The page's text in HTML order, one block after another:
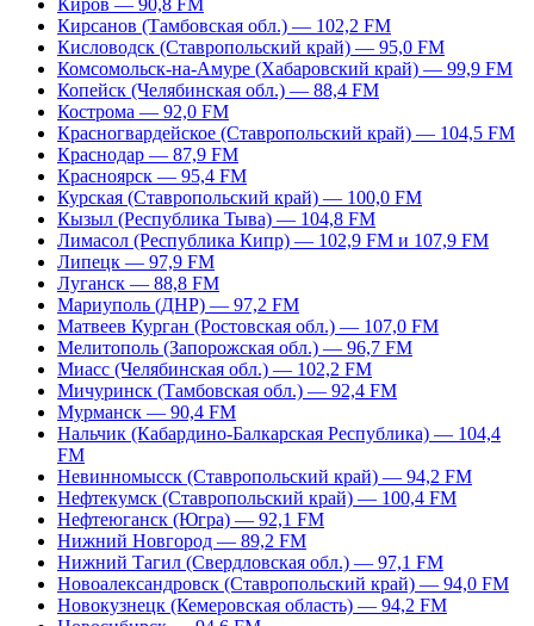
Киров — 90,8 FM
Кирсанов (Тамбовская обл.) — 102,2 FM
Кисловодск (Ставропольский край) — 95,0 FM
Комсомольск-на-Амуре (Хабаровский край) — 99,9 FM
Копейск (Челябинская обл.) — 88,4 FM
Кострома — 92,0 FM
Красногвардейское (Ставропольский край) — 104,5 FM
Краснодар — 87,9 FM
Красноярск — 95,4 FM
Курская (Ставропольский край) — 100,0 FM
Кызыл (Республика Тыва) — 104,8 FM
Лимасол (Республика Кипр) — 102,9 FM и 107,9 FM
Липецк — 97,9 FM
Луганск — 88,8 FM
Мариуполь (ДНР) — 97,2 FM
Матвеев Курган (Ростовская обл.) — 107,0 FM
Мелитополь (Запорожская обл.) — 96,7 FM
Миасс (Челябинская обл.) — 102,2 FM
Мичуринск (Тамбовская обл.) — 92,4 FM
Мурманск — 90,4 FM
Нальчик (Кабардино-Балкарская Республика) — 104,4
FM
Невинномысск (Ставропольский край) — 94,2 FM
Нефтекумск (Ставропольский край) — 100,4 FM
Нефтеюганск (Югра) — 92,1 FM
Нижний Новгород — 89,2 FM
Нижний Тагил (Свердловская обл.) — 97,1 FM
Новоалександровск (Ставропольский край) — 94,0 FM
Новокузнецк (Кемеровская область) — 94,2 FM